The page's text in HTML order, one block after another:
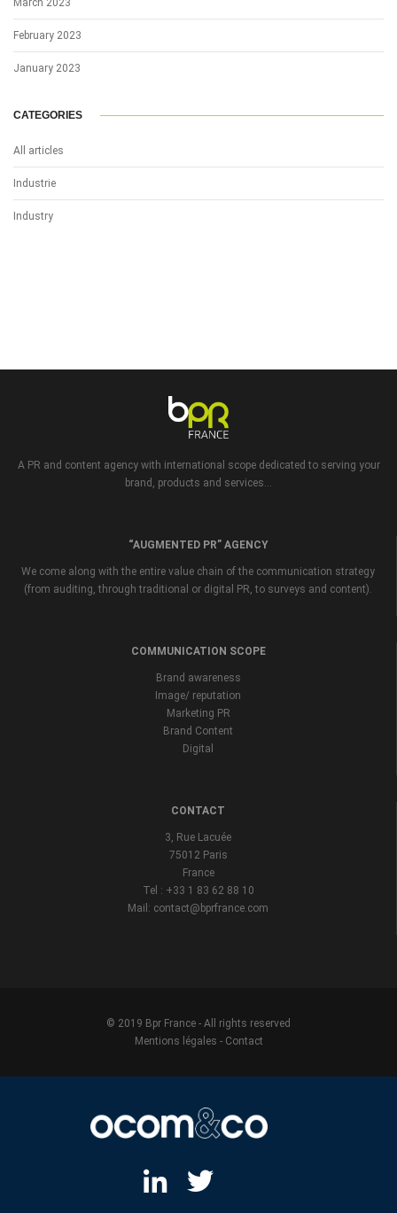
February 2023
January 2023
CATEGORIES
All articles
Industrie
Industry
A PR and content agency with international scope dedicated to serving your
brand, products and services...
“AUGMENTED PR” AGENCY
We come along with the entire value chain of the communication strategy
(from auditing, through traditional or digital PR, to surveys and content).
COMMUNICATION SCOPE
Brand awareness
Image/ reputation
Marketing PR
Brand Content
Digital
CONTACT
3, Rue Lacuée
75012 Paris
France
Tel : +33 1 83 62 88 10
Mail: contact@bprfrance.com
© 2019 Bpr France - All rights reserved
Mentions légales - Contact